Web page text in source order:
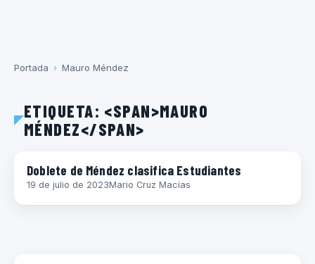
Portada › Mauro Méndez
ETIQUETA: <SPAN>MAURO
MÉNDEZ</SPAN>
COPA SUDAMERICANA
Doblete de Méndez clasifica Estudiantes
19 de julio de 2023Mario Cruz Macías